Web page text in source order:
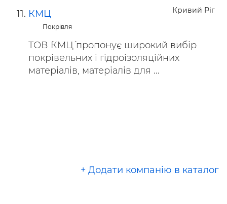
Кривий Ріг
КМЦ
Покрівля
ТОВ `КМЦ` пропонує широкий вибір
покрівельних і гідроізоляційних
матеріалів, матеріалів для ...
+ Додати компанію в каталог